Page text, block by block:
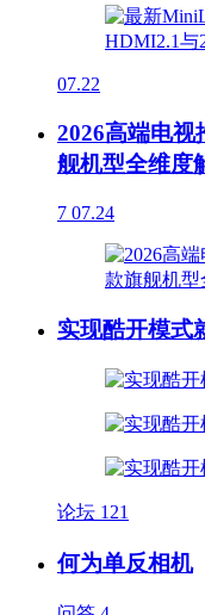
07.22
2026高端电视
舰机型全维度
7 07.24
实现酷开模式
论坛 121
何为单反相机